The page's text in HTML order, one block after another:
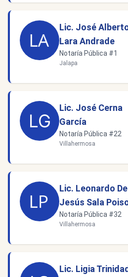
Lic. José
Lara Andrade
Notaría Pública #1
Jalapa
Lic. José Cerna
García
Notaría Pública #22
Villahermosa
Lic. Leonardo De
Jesús Sala
Notaría Pública #32
Villahermosa
Lic. Ligia Trinidad